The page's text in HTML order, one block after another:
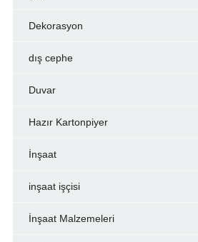
Dekorasyon
dış cephe
Duvar
Hazır Kartonpiyer
İnşaat
inşaat işçisi
İnşaat Malzemeleri